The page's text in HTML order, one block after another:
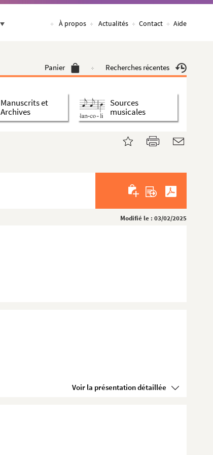
À propos Actualités Contact Aide
Panier Recherches récentes
Manuscrits et
Archives
Sources
musicales
Modifié le : 03/02/2025
Voir la présentation détaillée